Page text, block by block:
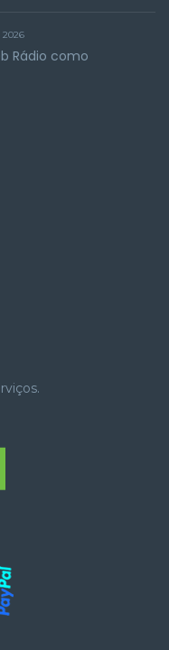
2026
Rádio como